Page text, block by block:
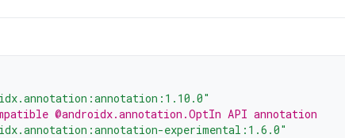
@androidx.annotation.OptIn API annotation
experimental:1.6.0"